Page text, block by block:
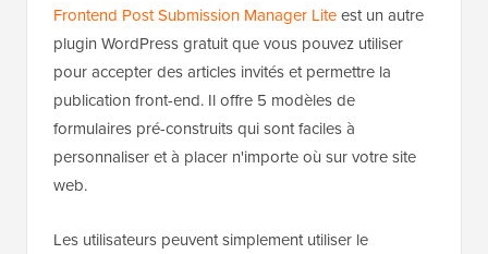
Frontend Post Submission Manager Liteest un autre
plugin WordPress gratuit que vous pouvez utiliser
pour accepter des articles invités et permettre la
publication front-end. Il offre 5 modèles de
formulaires pré-construits qui sont faciles à
personnaliser et à placer n'importe où sur votre site
web.
Les utilisateurs peuvent simplement utiliser le